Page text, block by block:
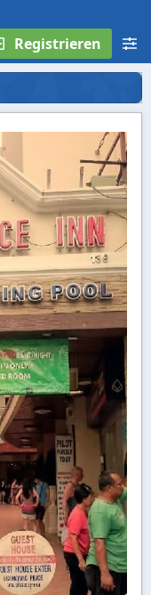
Registrieren